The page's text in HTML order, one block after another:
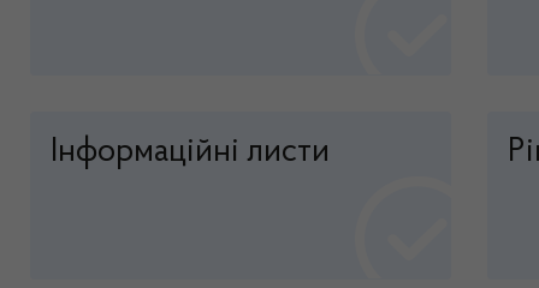
Інформаційні листи